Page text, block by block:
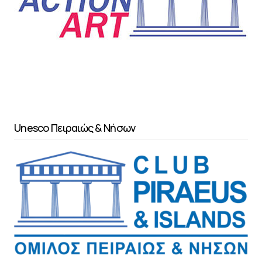
Unesco Πειραιώς & Νήσων